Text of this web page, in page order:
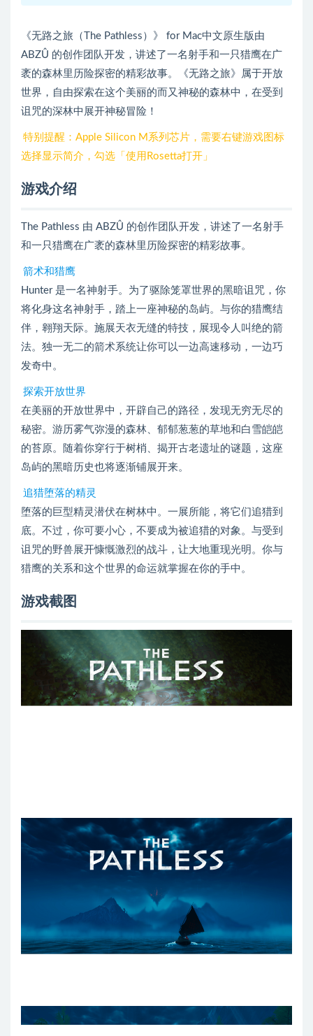
《无路之旅（The Pathless）》 for Mac中文原生版由
ABZÛ 的创作团队开发，讲述了一名射手和一只猎鹰在广
袤的森林里历险探密的精彩故事。《无路之旅》属于开放
世界，自由探索在这个美丽的而又神秘的森林中，在受到
诅咒的深林中展开神秘冒险！
特别提醒：Apple Silicon M系列芯片，需要右键游戏图标
选择显示简介，勾选「使用Rosetta打开」
游戏介绍
The Pathless 由 ABZÛ 的创作团队开发，讲述了一名射手
和一只猎鹰在广袤的森林里历险探密的精彩故事。
箭术和猎鹰
Hunter 是一名神射手。为了驱除笼罩世界的黑暗诅咒，你
将化身这名神射手，踏上一座神秘的岛屿。与你的猎鹰结
伴，翱翔天际。施展天衣无缝的特技，展现令人叫绝的箭
法。独一无二的箭术系统让你可以一边高速移动，一边巧
发奇中。
探索开放世界
在美丽的开放世界中，开辟自己的路径，发现无穷无尽的
秘密。游历雾气弥漫的森林、郁郁葱葱的草地和白雪皑皑
的苔原。随着你穿行于树梢、揭开古老遗址的谜题，这座
岛屿的黑暗历史也将逐渐铺展开来。
追猎堕落的精灵
堕落的巨型精灵潜伏在树林中。一展所能，将它们追猎到
底。不过，你可要小心，不要成为被追猎的对象。与受到
诅咒的野兽展开慷慨激烈的战斗，让大地重现光明。你与
猎鹰的关系和这个世界的命运就掌握在你的手中。
游戏截图